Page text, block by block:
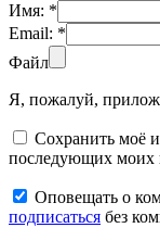
Имя: *
Email: *
Файл
Я, пожалуй,
Сохранить моё
последующих моих
Оповещать о
подписаться без